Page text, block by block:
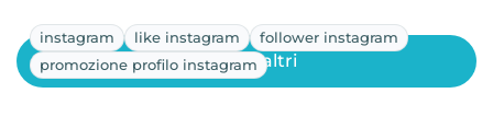
instagram like instagram
follower instagram
promozione profilo instagram
Mostra altri